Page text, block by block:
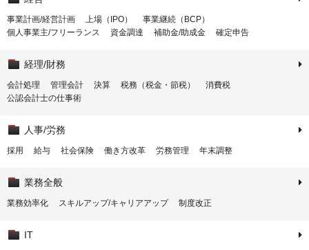
事業計画/経営計画 上場（IPO）
事業継続（BCP）
個人事業主/フリーランス
資金調達 補助金/助成金 確定申告
経理/財務
会計処理 管理会計 決算 税務（税金・節税）
消費税
公認会計士の仕事術
人事/労務
採用 給与 社会保険 働き方改革 労務管理 年末調整
業務全般
業務効率化 スキルアップ/キャリアアップ 制度改正
IT